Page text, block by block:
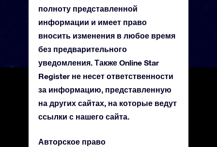
полноту представленной
информации и имеет право
вносить изменения в любое время
без предварительного
уведомления. Также Online Star
Register не несет ответственности
за информацию, представленную
на других сайтах, на которые ведут
ссылки с нашего сайта.
Авторское право